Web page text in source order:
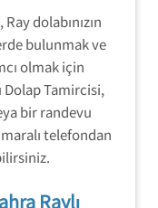
dolabınızın
bulunmak ve
olmak için
Dolap Tamircisi,
bir randevu
telefondan
Raylı